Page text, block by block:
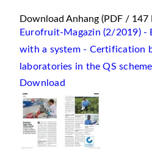
Download Anhang (PDF / 147
Eurofruit-Magazin (2/2019) -
with a system - Certification
laboratories in the QS scheme
Download